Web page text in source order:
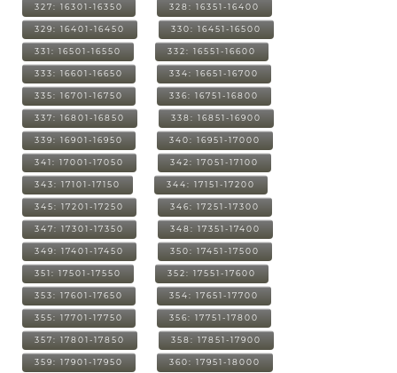
327: 16301-16350 328: 16351-16400
329: 16401-16450 330: 16451-16500
331: 16501-16550 332: 16551-16600
333: 16601-16650 334: 16651-16700
335: 16701-16750 336: 16751-16800
337: 16801-16850 338: 16851-16900
339: 16901-16950 340: 16951-17000
341: 17001-17050 342: 17051-17100
343: 17101-17150 344: 17151-17200
345: 17201-17250 346: 17251-17300
347: 17301-17350 348: 17351-17400
349: 17401-17450 350: 17451-17500
351: 17501-17550 352: 17551-17600
353: 17601-17650 354: 17651-17700
355: 17701-17750 356: 17751-17800
357: 17801-17850 358: 17851-17900
359: 17901-17950 360: 17951-18000